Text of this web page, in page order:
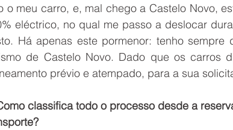
o meu carro, e, mal chego a Castelo Novo,
eléctrico, no qual me passo a deslocar
Há apenas este pormenor: tenho
de Castelo Novo. Dado que os carros
prévio e atempado, para a sua
classifica todo o processo desde a